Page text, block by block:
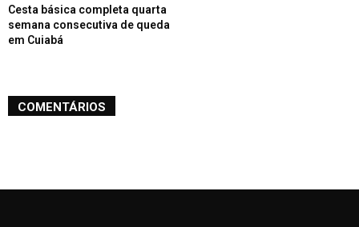
Cesta básica completa quarta
semana consecutiva de queda
em Cuiabá
COMENTÁRIOS